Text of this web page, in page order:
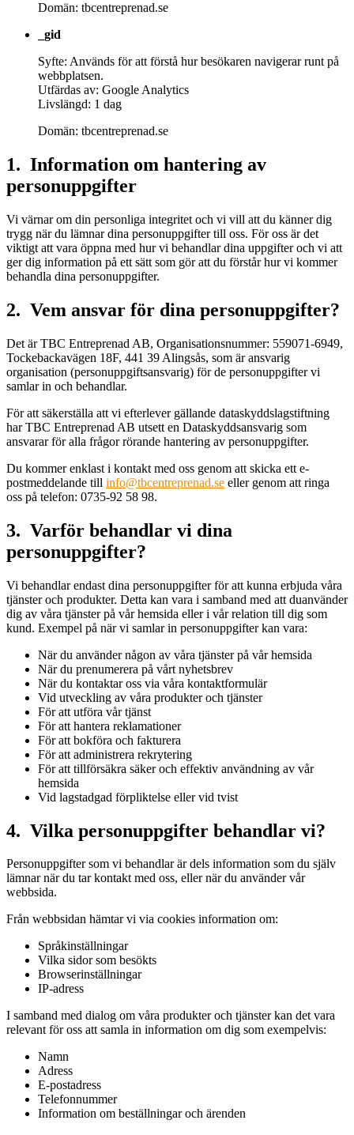
Domän: tbcentreprenad.se
_gid
Syfte: Används för att förstå hur besökaren navigerar runt på
webbplatsen.
Utfärdas av: Google Analytics
Livslängd: 1 dag
Domän: tbcentreprenad.se
1. Information om hantering av
personuppgifter
Vi värnar om din personliga integritet och vi vill att du känner dig
trygg när du lämnar dina personuppgifter till oss. För oss är det
viktigt att vara öppna med hur vi behandlar dina uppgifter och vi att
ger dig information på ett sätt som gör att du förstår hur vi kommer
behandla dina personuppgifter.
2. Vem ansvar för dina personuppgifter?
Det är TBC Entreprenad AB, Organisationsnummer: 559071-6949,
Tockebackavägen 18F, 441 39 Alingsås, som är ansvarig
organisation (personuppgiftsansvarig) för de personuppgifter vi
samlar in och behandlar.
För att säkerställa att vi efterlever gällande dataskyddslagstiftning
har TBC Entreprenad AB utsett en Dataskyddsansvarig som
ansvarar för alla frågor rörande hantering av personuppgifter.
Du kommer enklast i kontakt med oss genom att skicka ett e-
postmeddelande till info@tbcentreprenad.se eller genom att ringa
oss på telefon: 0735-92 58 98.
3. Varför behandlar vi dina
personuppgifter?
Vi behandlar endast dina personuppgifter för att kunna erbjuda våra
tjänster och produkter. Detta kan vara i samband med att duanvänder
dig av våra tjänster på vår hemsida eller i vår relation till dig som
kund. Exempel på när vi samlar in personuppgifter kan vara:
När du använder någon av våra tjänster på vår hemsida
När du prenumerera på vårt nyhetsbrev
När du kontaktar oss via våra kontaktformulär
Vid utveckling av våra produkter och tjänster
För att utföra vår tjänst
För att hantera reklamationer
För att bokföra och fakturera
För att administrera rekrytering
För att tillförsäkra säker och effektiv användning av vår
hemsida
Vid lagstadgad förpliktelse eller vid tvist
4. Vilka personuppgifter behandlar vi?
Personuppgifter som vi behandlar är dels information som du själv
lämnar när du tar kontakt med oss, eller när du använder vår
webbsida.
Från webbsidan hämtar vi via cookies information om:
Språkinställningar
Vilka sidor som besökts
Browserinställningar
IP-adress
I samband med dialog om våra produkter och tjänster kan det vara
relevant för oss att samla in information om dig som exempelvis:
Namn
Adress
E-postadress
Telefonnummer
Information om beställningar och ärenden